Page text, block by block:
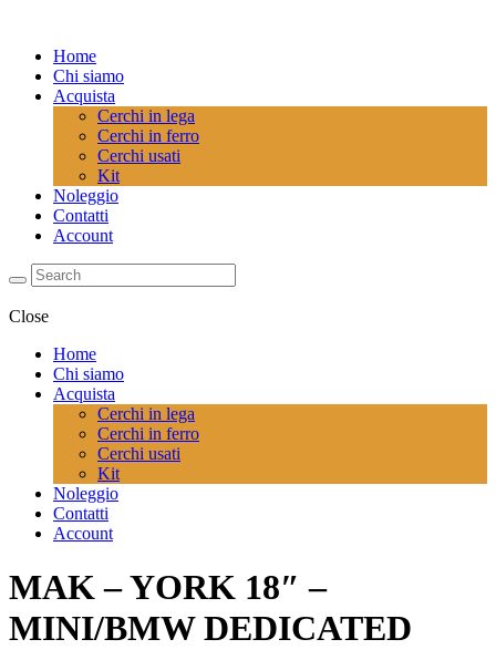
Home
Chi siamo
Acquista
Cerchi in lega
Cerchi in ferro
Cerchi usati
Kit
Noleggio
Contatti
Account
Close
Home
Chi siamo
Acquista
Cerchi in lega
Cerchi in ferro
Cerchi usati
Kit
Noleggio
Contatti
Account
MAK – YORK 18″ –
MINI/BMW DEDICATED